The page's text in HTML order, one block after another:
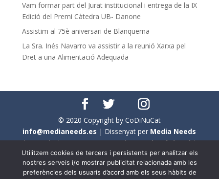
Vam formar part del Jurat institucional i entrega de la IX
Edició del Premi Càtedra UB- Danone
Assistim al 75è aniversari de Blanquerna
La Sra. Inés Navarro va assistir a la reunió Xarxa pel
Dret a una Alimentació Adequada
© 2020 Copyright by CoDiNuCat
info@medianeeds.es | Dissenyat per Media Needs
| Tots els drets reservats aCoDiNuCat |Avís legal|
Avís per cookies
En aquest web s'ha tingut en compte l'ús no sexista del
Utilitzem cookies de tercers i persistents per analitzar els
nostres serveis i/o mostrar publicitat relacionada amb les
preferències dels usuaris d’acord amb els seus hàbits de